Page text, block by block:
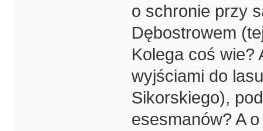
o schronie przy
Dębostrowem
Kolega coś wie?
wyjściami do
Sikorskiego),
esesmanów? A